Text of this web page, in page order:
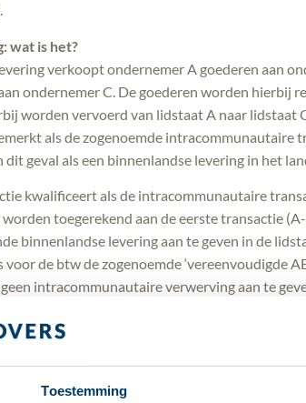
Toestemming
wat is het?
verkoopt ondernemer A goederen aan
ondernemer C. De goederen worden hierbij
worden vervoerd van lidstaat A naar lidstaat
als de zogenoemde intracommunautaire
geval als een binnenlandse levering in het
kwalificeert als de intracommunautaire
toegerekend aan de eerste transactie
binnenlandse levering aan te geven in de
voor de btw de zogenoemde ‘vereenvoudigde
intracommunautaire verwerving aan te
verlegd naar partij C.
Factuurvereisten toepassing
heeft in de zaak ‘Luxury Trust Automobil
ABC-regeling. In deze zaak vermeldde partij B